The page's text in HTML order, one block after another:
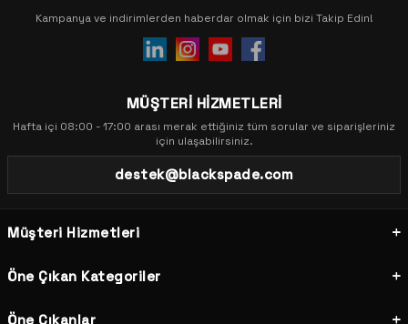
Kampanya ve indirimlerden haberdar olmak için bizi Takip Edin!
MÜŞTERİ HİZMETLERİ
Hafta içi 08:00 - 17:00 arası merak ettiğiniz tüm sorular ve siparişleriniz
için ulaşabilirsiniz.
destek@blackspade.com
Müşteri Hizmetleri
Öne Çıkan Kategoriler
Öne Çıkanlar